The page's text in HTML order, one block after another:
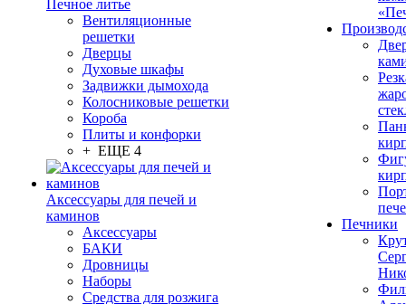
Печное литье
Вентиляционные
решетки
Дверцы
Духовые шкафы
Задвижки дымохода
Колосниковые решетки
Короба
Плиты и конфорки
+ ЕЩЕ 4
Аксессуары для печей и
каминов
Аксессуары
БАКИ
Дровницы
Наборы
Средства для розжига
Печники